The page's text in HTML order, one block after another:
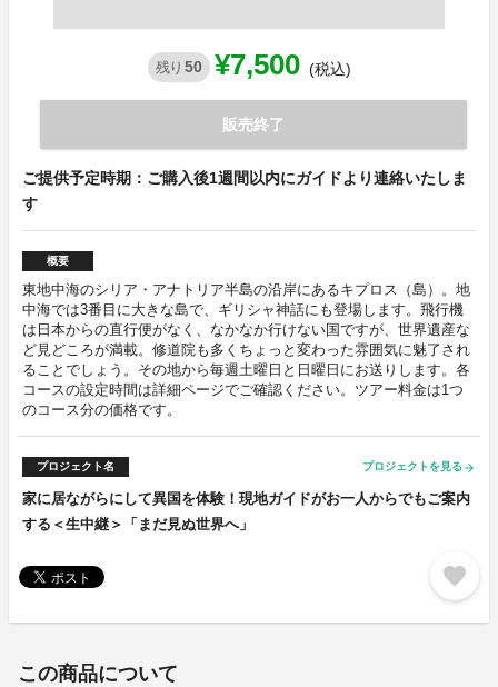
残り 50 ¥7,500 (税込)
販売終了
ご提供予定時期：ご購入後1週間以内にガイドより連絡いたしま
す
概要
東地中海のシリア・アナトリア半島の沿岸にあるキプロス（島）。地
中海では3番目に大きな島で、ギリシャ神話にも登場します。飛行機
は日本からの直行便がなく、なかなか行けない国ですが、世界遺産な
ど見どころが満載。修道院も多くちょっと変わった雰囲気に魅了され
ることでしょう。その地から毎週土曜日と日曜日にお送りします。各
コースの設定時間は詳細ページでご確認ください。ツアー料金は1つ
のコース分の価格です。
プロジェクト名 プロジェクトを見る arrow_forward
家に居ながらにして異国を体験！現地ガイドがお一人からでもご案内
する＜生中継＞「まだ見ぬ世界へ」
favorite
この商品について